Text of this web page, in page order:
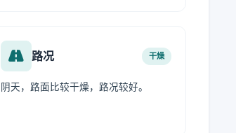
路况 干燥
阴天，路面比较干燥，路况较好。